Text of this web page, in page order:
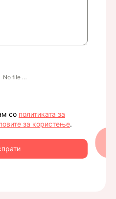
No file chosen
со политиката за
за користење.